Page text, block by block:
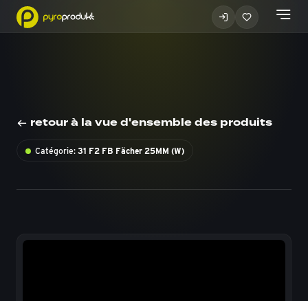
retour à la vue d'ensemble des produits
Catégorie: 31 F2 FB Fächer 25MM (W)